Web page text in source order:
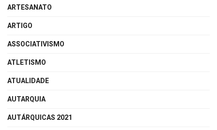
ARTESANATO
ARTIGO
ASSOCIATIVISMO
ATLETISMO
ATUALIDADE
AUTARQUIA
AUTÁRQUICAS 2021